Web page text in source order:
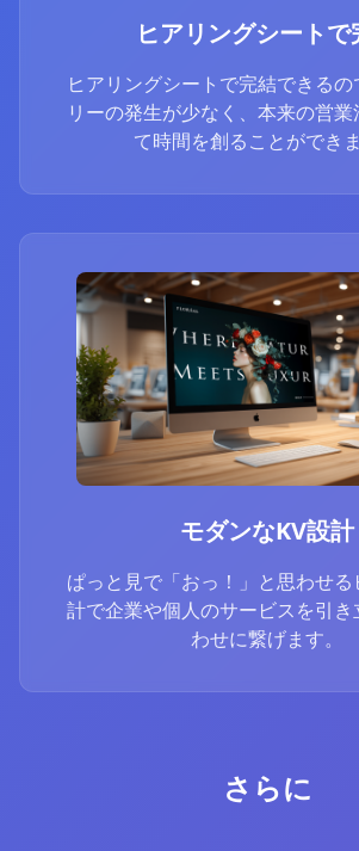
ヒアリングシートで
ヒアリングシートで完結できる
リーの発生が少なく、本来の営
て時間を創ることができま
モダンなKV設計
ぱっと見で「おっ！」と思わせ
計で企業や個人のサービスを引
わせに繋げます。
さらに